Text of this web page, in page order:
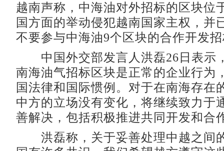
越南声称，中海油对外招标的区块位
国方面的举动侵犯越南国家主权，并
不要参与中海油9个区块的合作开发
中国外交部发言人洪磊26日表示
南海油气招标区块是正常的企业行为
国法律和国际惯例。对于在南海存在
中方的立场没有变化，将继续致力于
善解决，包括积极推进共同开发和合
洪磊称，关于妥善处理中越之间